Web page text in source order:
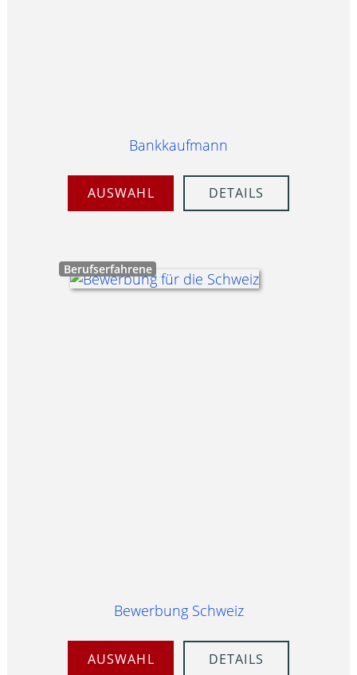
Bankkaufmann
AUSWAHL DETAILS
Berufserfahrene
Bewerbung Schweiz
AUSWAHL DETAILS